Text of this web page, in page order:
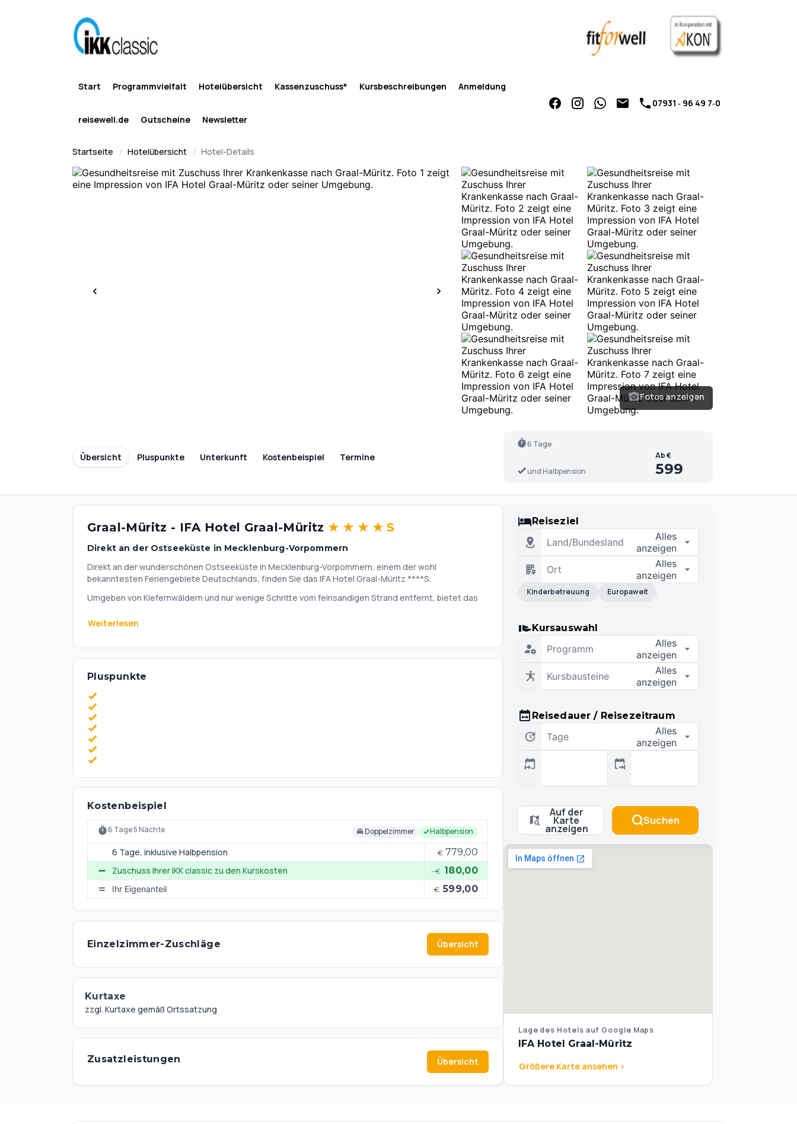
Start Programmvielfalt Hotelübersicht Kassenzuschuss* Kursbeschreibungen Anmeldung
reisewell.de Gutscheine Newsletter
07931 ‑ 96 49 7‑0
Startseite Hotelübersicht Hotel-Details
Fotos anzeigen
Übersicht Pluspunkte Unterkunft Kostenbeispiel Termine
6 Tage
und Halbpension
Ab €
599
Graal-Müritz - IFA Hotel Graal-Müritz★★ ★ ★S
Direkt an der Ostseeküste in Mecklenburg-Vorpommern
Direkt an der wunderschönen Ostseeküste in Mecklenburg-Vorpommern, einem der wohl
bekanntesten Feriengebiete Deutschlands, finden Sie das IFA Hotel Graal-Müritz ****S.
Umgeben von Kiefernwäldern und nur wenige Schritte vom feinsandigen Strand entfernt, bietet das
Schwallduschen sowie Dampf-, Trocken- und Biosauna und modernem Fitness- und Gymnastikraum
sind echte Highlights.
Das Hotel zeichnet sich stilvoll durch ein komplettes gastronomisches Angebot mit vielfältiger
regionaler und internationaler Küche, einer sonnigen Gartenterrasse und einer gemütlichen Kaminbar
aus.
Weiterlesen
Pluspunkte
Kostenbeispiel
6 Tage 5 Nächte Doppelzimmer Halbpension
6 Tage, inklusive Halbpension € 779,00
Zuschuss Ihrer IKK classic zu den Kurskosten
-€ 180,00
Ihr Eigenanteil € 599,00
Einzelzimmer-Zuschläge Übersicht
Kurtaxe
zzgl. Kurtaxe gemäß Ortssatzung
Zusatzleistungen Übersicht
Reiseziel
Land/Bundesland
Alles
anzeigen
Ort
Alles
anzeigen
Kinderbetreuung Europaweit
Kursauswahl
Programm
Alles
anzeigen
Kursbausteine
Alles
anzeigen
Reisedauer / Reisezeitraum
Tage
Alles
anzeigen
Auf der
Karte
anzeigen
Suchen
Lage des Hotels auf Google Maps
IFA Hotel Graal-Müritz
Größere Karte ansehen >